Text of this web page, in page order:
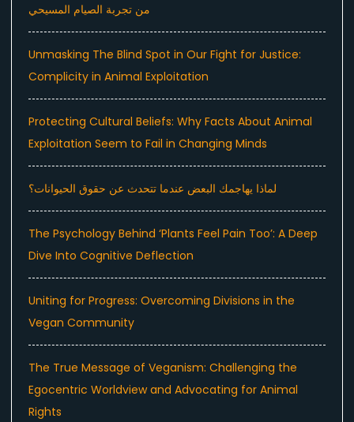
من تجربة الصيام المسيحي
Unmasking The Blind Spot in Our Fight for Justice:
Complicity in Animal Exploitation
Protecting Cultural Beliefs: Why Facts About Animal
Exploitation Seem to Fail in Changing Minds
لماذا يهاجمك البعض عندما تتحدث عن حقوق الحيوانات؟
The Psychology Behind ‘Plants Feel Pain Too’: A Deep
Dive Into Cognitive Deflection
Uniting for Progress: Overcoming Divisions in the
Vegan Community
The True Message of Veganism: Challenging the
Egocentric Worldview and Advocating for Animal
Rights